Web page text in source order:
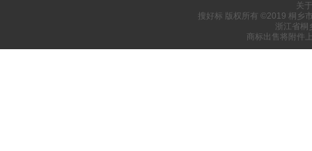
关
搜好标 版权所有 ©2019 桐乡
浙江省桐
商标出售将附件